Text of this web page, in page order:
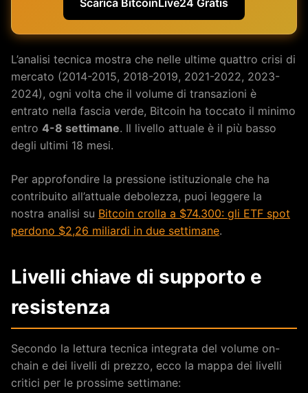
L’analisi tecnica mostra che nelle ultime quattro crisi di
mercato (2014-2015, 2018-2019, 2021-2022, 2023-
2024), ogni volta che il volume di transazioni è
entrato nella fascia verde, Bitcoin ha toccato il minimo
entro 4-8 settimane. Il livello attuale è il più basso
degli ultimi 18 mesi.
Per approfondire la pressione istituzionale che ha
contribuito all’attuale debolezza, puoi leggere la
nostra analisi su Bitcoin crolla a $74.300: gli ETF spot
perdono $2,26 miliardi in due settimane.
Livelli chiave di supporto e
resistenza
Secondo la lettura tecnica integrata del volume on-
chain e dei livelli di prezzo, ecco la mappa dei livelli
critici per le prossime settimane: